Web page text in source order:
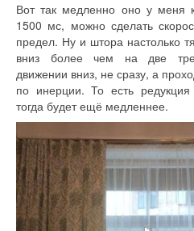
Вот так медленно оно у меня
1500 мс, можно сделать
предел. Ну и штора настолько
вниз более чем на две
движении вниз, не сразу, а
по инерции. То есть
тогда будет ещё медленнее.